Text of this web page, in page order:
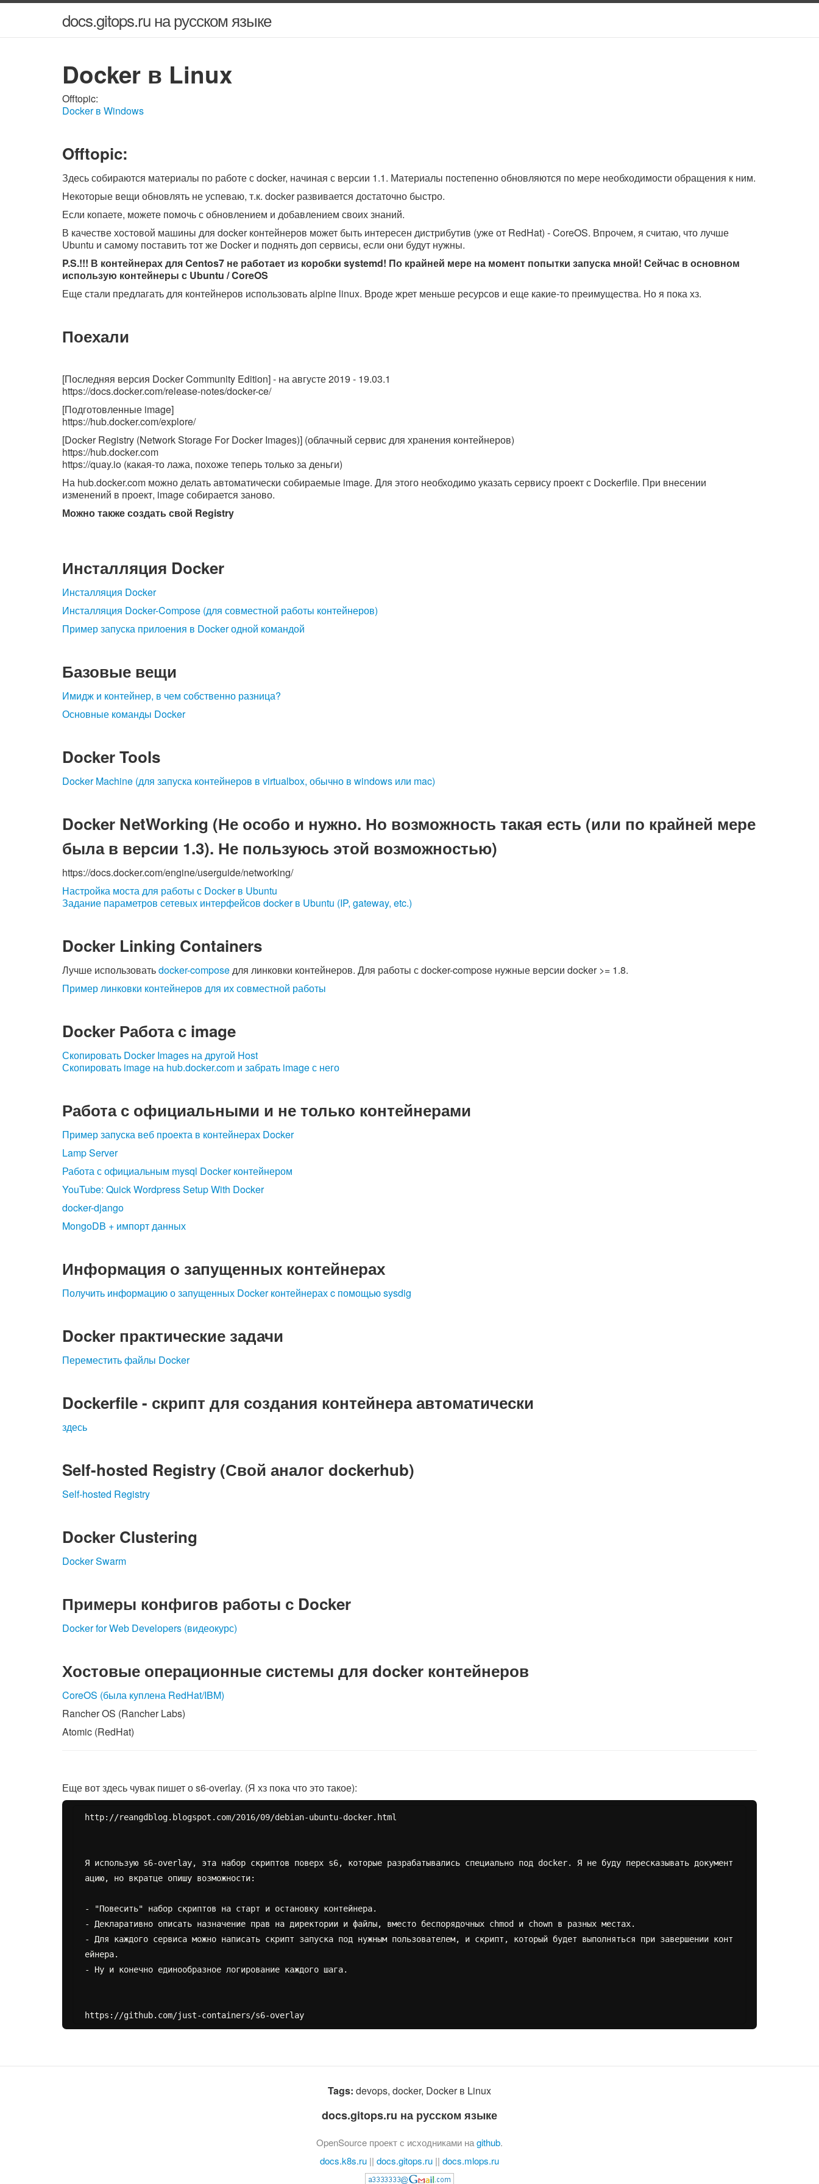
docs.gitops.ru на русском языке
Docker в Linux
Offtopic:
Docker в Windows
Offtopic:
Здесь собираются материалы по работе с docker, начиная с версии 1.1. Материалы постепенно обновляются по мере необходимости обращения к ним.
Некоторые вещи обновлять не успеваю, т.к. docker развивается достаточно быстро.
Если копаете, можете помочь с обновлением и добавлением своих знаний.
В качестве хостовой машины для docker контейнеров может быть интересен дистрибутив (уже от RedHat) - CoreOS. Впрочем, я считаю, что лучше
Ubuntu и самому поставить тот же Docker и поднять доп сервисы, если они будут нужны.
P.S.!!! В контейнерах для Centos7 не работает из коробки systemd! По крайней мере на момент попытки запуска мной! Сейчас в основном
использую контейнеры с Ubuntu / CoreOS
Еще стали предлагать для контейнеров использовать alpine linux. Вроде жрет меньше ресурсов и еще какие-то преимущества. Но я пока хз.
Поехали
[Последняя версия Docker Community Edition] - на августе 2019 - 19.03.1
https://docs.docker.com/release-notes/docker-ce/
[Подготовленные image]
https://hub.docker.com/explore/
[Docker Registry (Network Storage For Docker Images)] (облачный сервис для хранения контейнеров)
https://hub.docker.com
https://quay.io (какая-то лажа, похоже теперь только за деньги)
На hub.docker.com можно делать автоматически собираемые image. Для этого необходимо указать сервису проект с Dockerfile. При внесении
изменений в проект, image собирается заново.
Можно также создать свой Registry
Инсталляция Docker
Инсталляция Docker
Инсталляция Docker-Compose (для совместной работы контейнеров)
Пример запуска прилоения в Docker одной командой
Базовые вещи
Имидж и контейнер, в чем собственно разница?
Основные команды Docker
Docker Tools
Docker Machine (для запуска контейнеров в virtualbox, обычно в windows или mac)
Docker NetWorking (Не особо и нужно. Но возможность такая есть (или по крайней мере
была в версии 1.3). Не пользуюсь этой возможностью)
https://docs.docker.com/engine/userguide/networking/
Настройка моста для работы с Docker в Ubuntu
Задание параметров сетевых интерфейсов docker в Ubuntu (IP, gateway, etc.)
Docker Linking Containers
Лучше использоватьdocker-composeдля линковки контейнеров. Для работы с docker-compose нужные версии docker >= 1.8.
Пример линковки контейнеров для их совместной работы
Docker Работа с image
Скопировать Docker Images на другой Host
Скопировать image на hub.docker.com и забрать image с него
Работа с официальными и не только контейнерами
Пример запуска веб проекта в контейнерах Docker
Lamp Server
Работа с официальным mysql Docker контейнером
YouTube: Quick Wordpress Setup With Docker
docker-django
MongoDB + импорт данных
Информация о запущенных контейнерах
Получить информацию о запущенных Docker контейнерах c помощью sysdig
Docker практические задачи
Переместить файлы Docker
Dockerfile - скрипт для создания контейнера автоматически
здесь
Self-hosted Registry (Свой аналог dockerhub)
Self-hosted Registry
Docker Clustering
Docker Swarm
Примеры конфигов работы с Docker
Docker for Web Developers (видеокурс)
Хостовые операционные системы для docker контейнеров
CoreOS (была куплена RedHat/IBM)
Rancher OS (Rancher Labs)
Atomic (RedHat)
Еще вот здесь чувак пишет о s6-overlay. (Я хз пока что это такое):
http://reangdblog.blogspot.com/2016/09/debian-ubuntu-docker.html
Я использую s6-overlay, эта набор скриптов поверх s6, которые разрабатывались специально под docker. Я не буду пересказывать документ
ацию, но вкратце опишу возможности:
- "Повесить" набор скриптов на старт и остановку контейнера.
- Декларативно описать назначение прав на директории и файлы, вместо беспорядочных chmod и chown в разных местах.
- Для каждого сервиса можно написать скрипт запуска под нужным пользователем, и скрипт, который будет выполняться при завершении конт
ейнера.
- Ну и конечно единообразное логирование каждого шага.
https://github.com/just-containers/s6-overlay
Tags: devops, docker, Docker в Linux
docs.gitops.ru на русском языке
OpenSource проект с исходниками наgithub.
docs.k8s.ru || docs.gitops.ru || docs.mlops.ru